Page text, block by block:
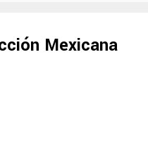
Mexicana